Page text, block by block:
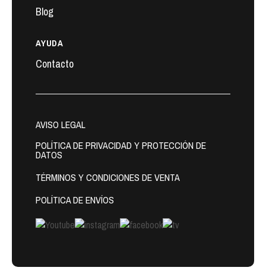
Blog
AYUDA
Contacto
AVISO LEGAL
POLÍTICA DE PRIVACIDAD Y PROTECCIÓN DE
DATOS
TÉRMINOS Y CONDICIONES DE VENTA
POLÍTICA DE ENVÍOS